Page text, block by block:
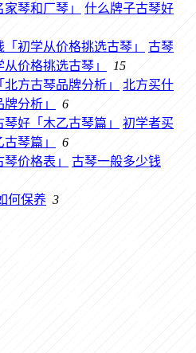
什么牌子古琴好
古琴
价格挑选古琴」
15
北方买什
分析」
6
初学者买
琴篇」
6
古琴一般多少钱
何保养 3